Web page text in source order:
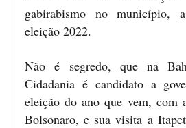
gabirabismo no município,
eleição 2022.
Não é segredo, que na
Cidadania é candidato a
eleição do ano que vem, com
Bolsonaro, e sua visita a